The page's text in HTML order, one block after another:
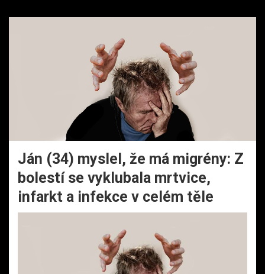
Ján (34) myslel, že má migrény: Z
bolestí se vyklubala mrtvice,
infarkt a infekce v celém těle